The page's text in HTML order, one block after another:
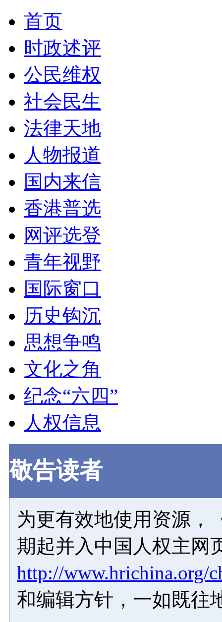
首页
时政述评
公民维权
社会民生
法律天地
人物报道
国内来信
香港普选
网评选登
青年视野
国际窗口
历史钩沉
思想争鸣
文化之角
纪念“六四”
人权信息
敬告读者
为更有效地使用资源，
期起并入中国人权主网
http://www.hrichina.org/
和编辑方针，一如既往